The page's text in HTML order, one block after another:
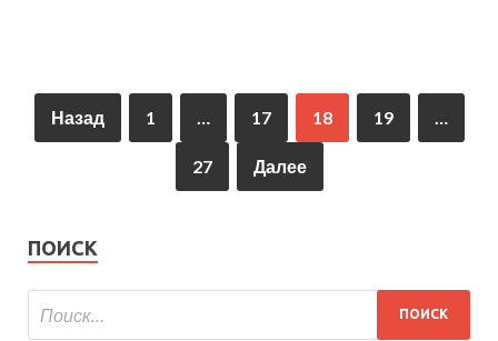
Назад 1 17 18 19
27 Далее
ПОИСК